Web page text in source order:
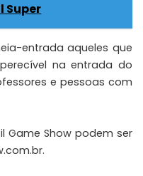
Super
entrada aqueles que
na entrada do
e pessoas com
Game Show podem ser
.